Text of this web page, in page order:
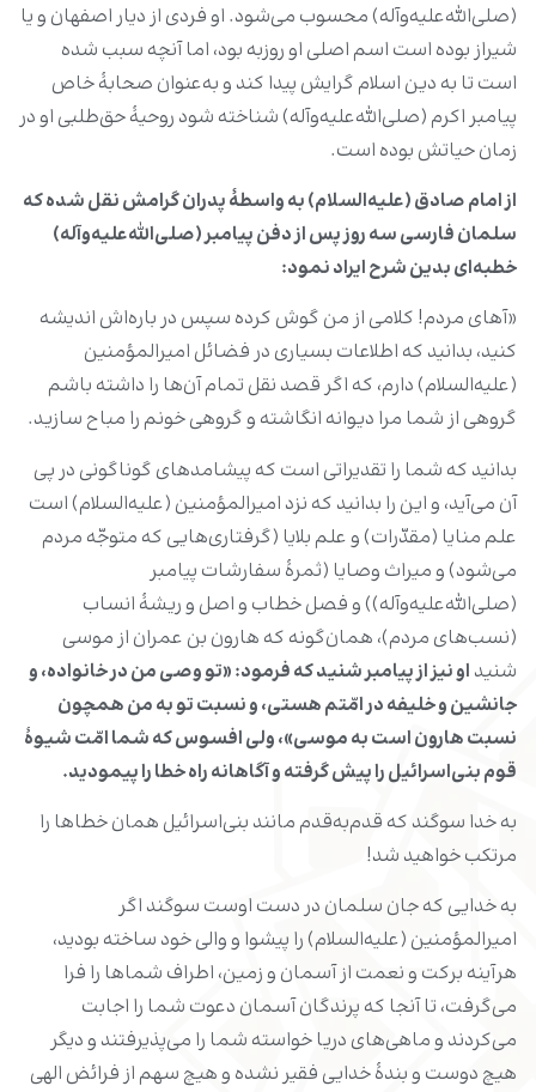
(صلی‌الله‌علیه‌وآله) محسوب می‌شود. او فردی از دیار اصفهان و یا
شیراز بوده است اسم اصلی او روزبه بود، اما آنچه سبب شده
است تا به دین اسلام گرایش پیدا کند و به‌عنوان صحابۀ خاص
پیامبر اکرم (صلی‌الله‌علیه‌وآله) شناخته شود روحیۀ حق‌طلبی او در
زمان حیاتش بوده است.
از امام صادق (علیه‌السلام) به واسطۀ پدران گرامش نقل شده که
سلمان فارسی سه روز پس از دفن پیامبر (صلی‌الله‌علیه‌وآله)
خطبه‌ای بدین شرح ایراد نمود:
«آهای مردم! کلامی از من گوش کرده سپس در باره‌اش اندیشه
کنید، بدانید که اطلاعات بسیاری در فضائل امیرالمؤمنین
(علیه‌السلام) دارم، که اگر قصد نقل تمام آن‌ها را داشته باشم
گروهی از شما مرا دیوانه انگاشته و گروهی خونم را مباح سازید.
بدانید که شما را تقدیراتی است که پیشامدهای گوناگونی در پی
آن می‌آید، و این را بدانید که نزد امیرالمؤمنین (علیه‌السلام) است
علم منایا (مقدّرات) و علم بلایا (گرفتاری‌هایی که متوجّه مردم
می‌شود) و میراث وصایا (ثمرۀ سفارشات پیامبر
(صلی‌الله‌علیه‌وآله)) و فصل خطاب و اصل و ریشۀ انساب
(نسب‌های مردم)، همان‌گونه که هارون بن عمران از موسی
شنید او نیز از پیامبر شنید که فرمود: «تو وصی من در خانواده، و
جانشین و خلیفه در امّتم هستی، و نسبت تو به من همچون
نسبت هارون است به موسی»، ولی افسوس که شما امّت شیوۀ
قوم بنی‌اسرائیل را پیش گرفته و آگاهانه راه خطا را پیمودید.
به خدا سوگند که قدم‌به‌قدم مانند بنی‌اسرائیل همان خطاها را
مرتکب خواهید شد!
به خدایی که جان سلمان در دست اوست سوگند اگر
امیرالمؤمنین (علیه‌السلام) را پیشوا و والی خود ساخته بودید،
هرآینه برکت و نعمت از آسمان و زمین، اطراف شماها را فرا
می‌گرفت، تا آنجا که پرندگان آسمان دعوت شما را اجابت
می‌کردند و ماهی‌های دریا خواسته شما را می‌پذیرفتند و دیگر
هیچ دوست و بندۀ خدایی فقیر نشده و هیچ سهم از فرائض الهی